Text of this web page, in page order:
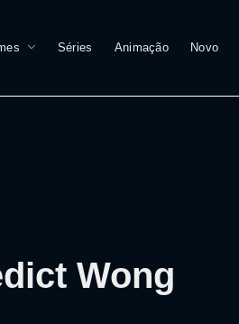
Séries Animação Novo
Wong